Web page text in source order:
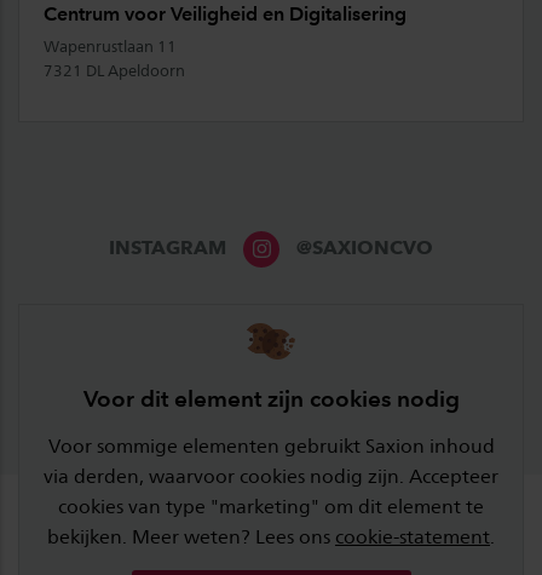
Centrum voor Veiligheid en Digitalisering
Wapenrustlaan 11
7321 DL Apeldoorn
INSTAGRAM @SAXIONCVO
Voor dit element zijn cookies nodig
Voor sommige elementen gebruikt Saxion inhoud
via derden, waarvoor cookies nodig zijn. Accepteer
cookies van type "marketing" om dit element te
bekijken. Meer weten? Lees ons cookie-statement.